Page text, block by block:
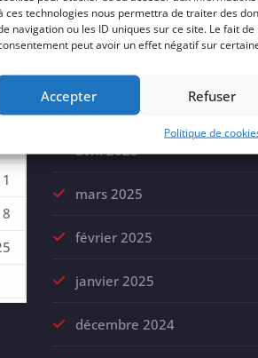
ces technologies nous permettra de traiter des
navigation ou les ID uniques sur ce site. Le fait
peut avoir un effet négatif sur
Accepter Refuser
Politique de
Archives
juin 2025
avril 2025
mars 2025
février 2025
janvier 2025
décembre 2024